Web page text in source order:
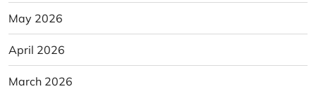
May 2026
April 2026
March 2026